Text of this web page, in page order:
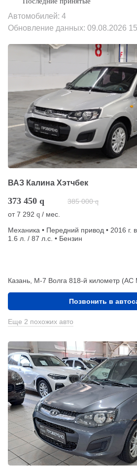
Автомобилей: 4
Обновление данных: 09.08.2026
ВАЗ Калина Хэтчбек
373 450 q 385 000 q
от7 292 q / мес.
Механика • Передний привод • 2016 г.
1.6 л. / 87 л.с. • Бензин
Казань, М-7 Волга 818-й километр (АС
Позвонить в
Еще 2 похожих авто